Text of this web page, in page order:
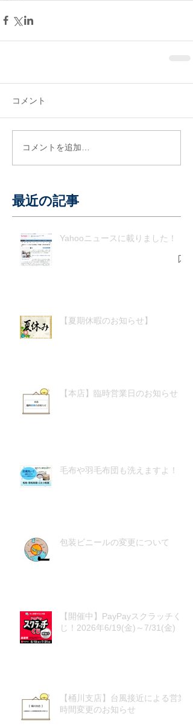
コメント
コメントを追加…
最近の記事
Yahooニュースに載りました！
【夏期休暇のお知らせ】
【本店】臨時営業日のお知らせ
毛布や羽毛布団も洗えますよ！
包装ビニールの変更について
【開催中】PayPayスクラッチく
じ！2026年6/19(金)～7/31(金)
【桶川支店】台風接近による営業
時間変更のお知らせ